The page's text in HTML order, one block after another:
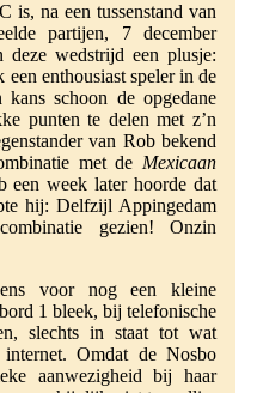
is, na een tussenstand van
partijen, 7 december
wedstrijd een plusje:
enthousiast speler in de
schoon de opgedane
punten te delen met z’n
van Rob bekend
met de Mexicaan
een week later hoorde dat
hij: Delfzijl Appingedam
gezien! Onzin
voor nog een kleine
1 bleek, bij telefonische
slechts in staat tot wat
Omdat de Nosbo
aanwezigheid bij haar